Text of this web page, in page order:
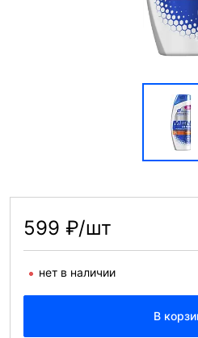
599 ₽/шт
нет в наличии
В